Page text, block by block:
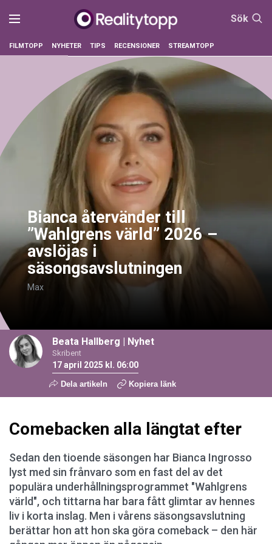
Sök
FILMTOPP NYHETER TIPS RECENSIONER STREAMTOPP
Bianca återvänder till
”Wahlgrens värld” 2026 –
avslöjas i
säsongsavslutningen
Max
Beata Hallberg | Nyhet
Skribent
17 april 2025 kl. 06:00
Dela artikeln Kopiera länk
Comebacken alla längtat efter
Sedan den tioende säsongen har Bianca Ingrosso
lyst med sin frånvaro som en fast del av det
populära underhållningsprogrammet "Wahlgrens
värld", och tittarna har bara fått glimtar av hennes
liv i korta inslag. Men i vårens säsongsavslutning
berättar hon att hon ska göra comeback – den här